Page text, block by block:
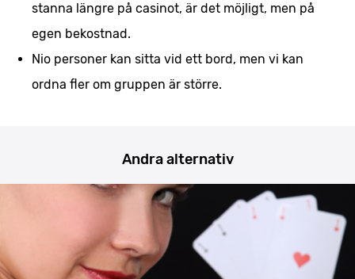
stanna längre på casinot, är det möjligt, men på
egen bekostnad.
Nio personer kan sitta vid ett bord, men vi kan
ordna fler om gruppen är större.
Andra alternativ